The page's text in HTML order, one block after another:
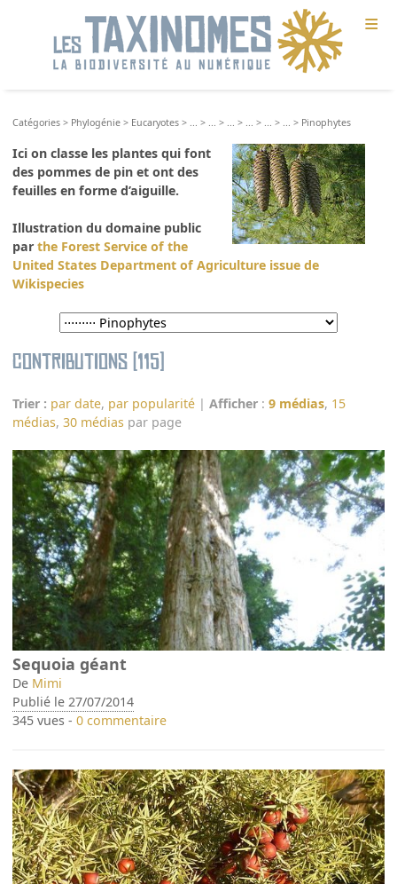
≡
Catégories > Phylogénie > Eucaryotes > > > > > > > Pinophytes
Ici on classe les plantes qui font
des pommes de pin et ont des
feuilles en forme d’aiguille.
Illustration du domaine public
parthe Forest Service of the
United States Department of Agriculture issue de
Wikispecies
Contributions (115)
Trier : par date, par popularité |Afficher :9 médias, 15
médias,30 médias par page
Sequoia géant
De Mimi
Publié le 27/07/2014
345 vues -0 commentaire